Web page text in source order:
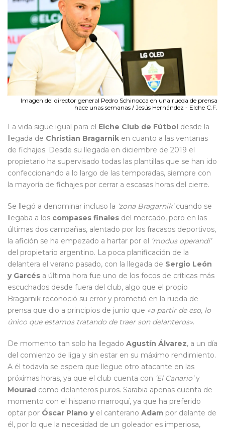
Imagen del director general Pedro Schinocca en una rueda de prensa
hace unas semanas / Jesús Hernández - Elche C.F.
La vida sigue igual para el Elche Club de Fútbol desde la
llegada de Christian Bragarnik en cuanto a las ventanas
de fichajes. Desde su llegada en diciembre de 2019 el
propietario ha supervisado todas las plantillas que se han ido
confeccionando a lo largo de las temporadas, siempre con
la mayoría de fichajes por cerrar a escasas horas del cierre.
Se llegó a denominar incluso la ‘zona Bragarnik’cuando se
llegaba a los compases finales del mercado, pero en las
últimas dos campañas, alentado por los fracasos deportivos,
la afición se ha empezado a hartar por el ‘modus operandi’
del propietario argentino. La poca planificación de la
delantera el verano pasado, con la llegada de Sergio León
y Garcés a última hora fue uno de los focos de críticas más
escuchados desde fuera del club, algo que el propio
Bragarnik reconoció su error y prometió en la rueda de
prensa que dio a principios de junio que «a partir de eso, lo
único que estamos tratando de traer son delanteros».
De momento tan solo ha llegado Agustín Álvarez, a un día
del comienzo de liga y sin estar en su máximo rendimiento.
A él todavía se espera que llegue otro atacante en las
próximas horas, ya que el club cuenta con ‘El Canario’y
Mourad como delanteros puros. Sarabia apenas cuenta de
momento con el hispano marroquí, ya que ha preferido
optar por Óscar Plano yel canterano Adam por delante de
él, por lo que la necesidad de un goleador es imperiosa,